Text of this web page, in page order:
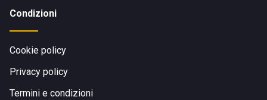
Condizioni
Cookie policy
Privacy policy
Termini e condizioni